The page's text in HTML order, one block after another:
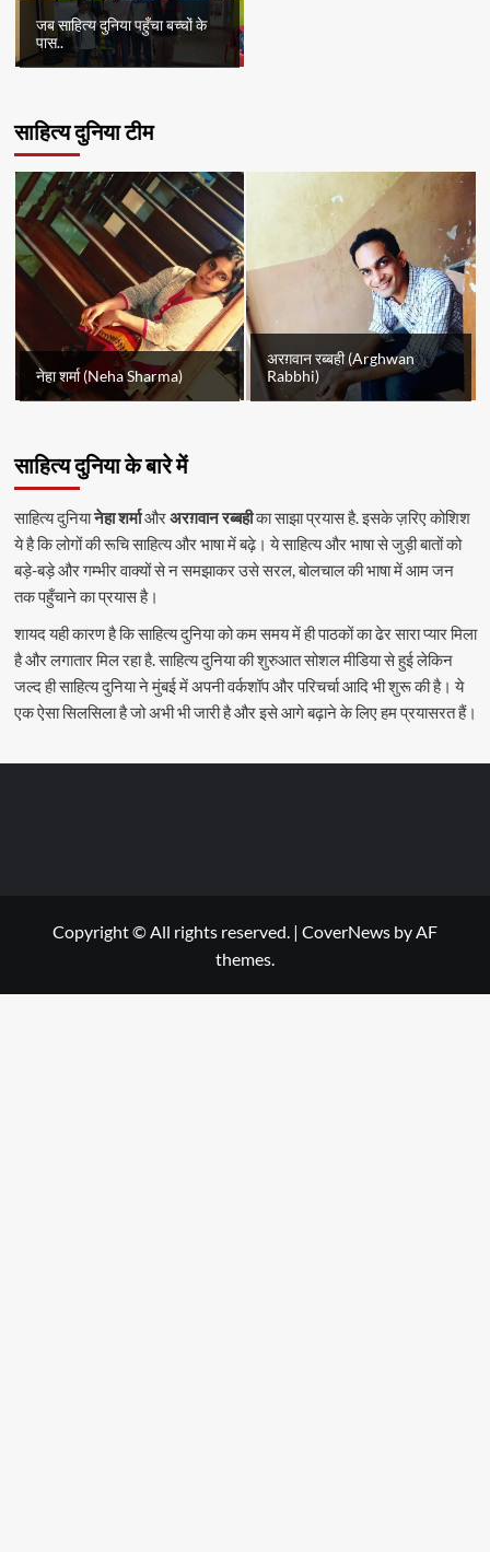
जब साहित्य दुनिया पहुँचा बच्चों के
पास..
साहित्य दुनिया टीम
नेहा शर्मा (Neha Sharma)
अरग़वान रब्बही (Arghwan
Rabbhi)
साहित्य दुनिया के बारे में
साहित्य दुनियानेहा शर्माऔरअरग़वान रब्बहीका साझा प्रयास है. इसके ज़रिए कोशिश
ये है कि लोगों की रूचि साहित्य और भाषा में बढ़े। ये साहित्य और भाषा से जुड़ी बातों को
बड़े-बड़े और गम्भीर वाक्यों से न समझाकर उसे सरल, बोलचाल की भाषा में आम जन
तक पहुँचाने का प्रयास है।
शायद यही कारण है कि साहित्य दुनिया को कम समय में ही पाठकों का ढेर सारा प्यार मिला
है और लगातार मिल रहा है. साहित्य दुनिया की शुरुआत सोशल मीडिया से हुई लेकिन
जल्द ही साहित्य दुनिया ने मुंबई में अपनी वर्कशॉप और परिचर्चा आदि भी शुरू की है। ये
एक ऐसा सिलसिला है जो अभी भी जारी है और इसे आगे बढ़ाने के लिए हम प्रयासरत हैं।
Copyright © All rights reserved. | CoverNews by AF
themes.